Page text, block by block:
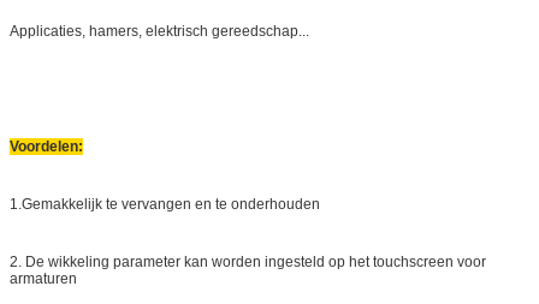
Applicaties, hamers, elektrisch gereedschap...
Voordelen:
1.Gemakkelijk te vervangen en te onderhouden
2. De wikkeling parameter kan worden ingesteld op het touchscreen voor
armaturen